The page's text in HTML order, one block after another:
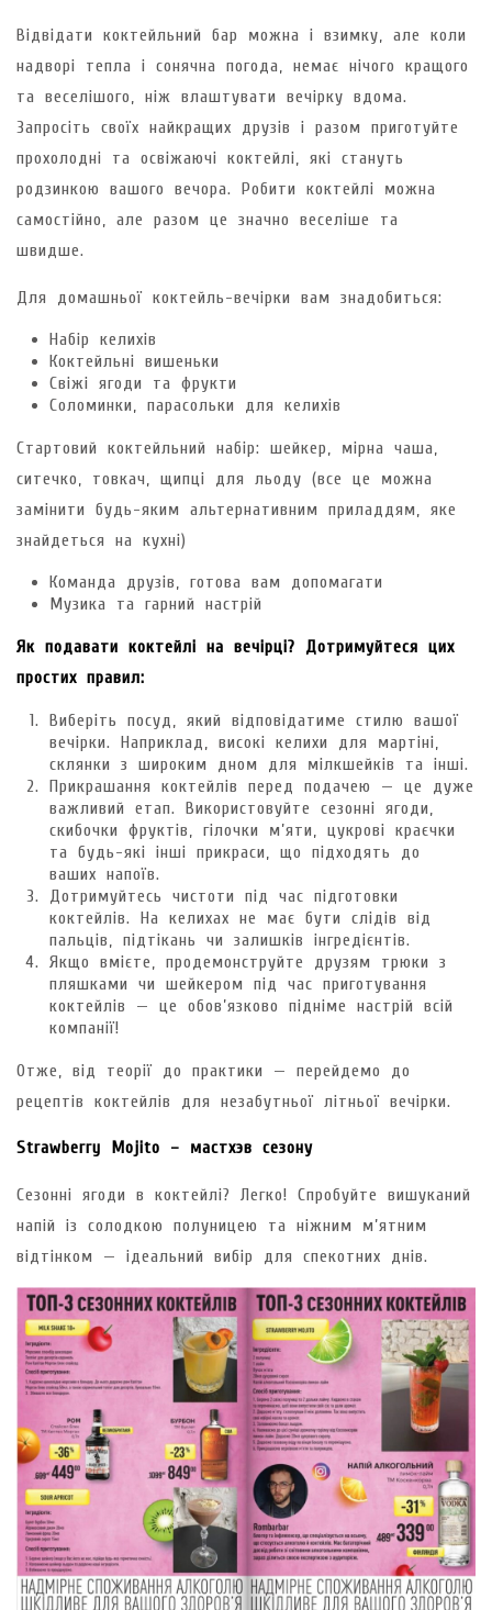
Відвідати коктейльний бар можна і взимку, але коли
надворі тепла і сонячна погода, немає нічого кращого
та веселішого, ніж влаштувати вечірку вдома.
Запросіть своїх найкращих друзів і разом приготуйте
прохолодні та освіжаючі коктейлі, які стануть
родзинкою вашого вечора. Робити коктейлі можна
самостійно, але разом це значно веселіше та
швидше.
Для домашньої коктейль-вечірки вам знадобиться:
Набір келихів
Коктейльні вишеньки
Свіжі ягоди та фрукти
Соломинки, парасольки для келихів
Стартовий коктейльний набір: шейкер, мірна чаша,
ситечко, товкач, щипці для льоду (все це можна
замінити будь-яким альтернативним приладдям, яке
знайдеться на кухні)
Команда друзів, готова вам допомагати
Музика та гарний настрій
Як подавати коктейлі на вечірці? Дотримуйтеся цих
простих правил:
Виберіть посуд, який відповідатиме стилю вашої
вечірки. Наприклад, високі келихи для мартіні,
склянки з широким дном для мілкшейків та інші.
Прикрашання коктейлів перед подачею — це дуже
важливий етап. Використовуйте сезонні ягоди,
скибочки фруктів, гілочки м’яти, цукрові краєчки
та будь-які інші прикраси, що підходять до
ваших напоїв.
Дотримуйтесь чистоти під час підготовки
коктейлів. На келихах не має бути слідів від
пальців, підтікань чи залишків інгредієнтів.
Якщо вмієте, продемонструйте друзям трюки з
пляшками чи шейкером під час приготування
коктейлів — це обов’язково підніме настрій всій
компанії!
Отже, від теорії до практики — перейдемо до
рецептів коктейлів для незабутньої літньої вечірки.
Strawberry Mojito – мастхэв сезону
Сезонні ягоди в коктейлі? Легко! Спробуйте вишуканий
напій із солодкою полуницею та ніжним м’ятним
відтінком — ідеальний вибір для спекотних днів.